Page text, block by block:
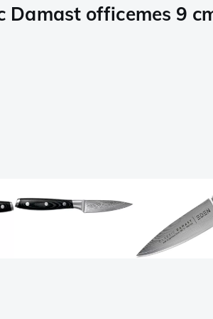
Damast officemes 9